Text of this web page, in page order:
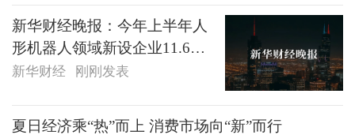
新华财经晚报：今年上半年人
形机器人领域新设企业11.6万
户
新华财经 刚刚发表
夏日经济乘“热”而上 消费市场向“新”而行